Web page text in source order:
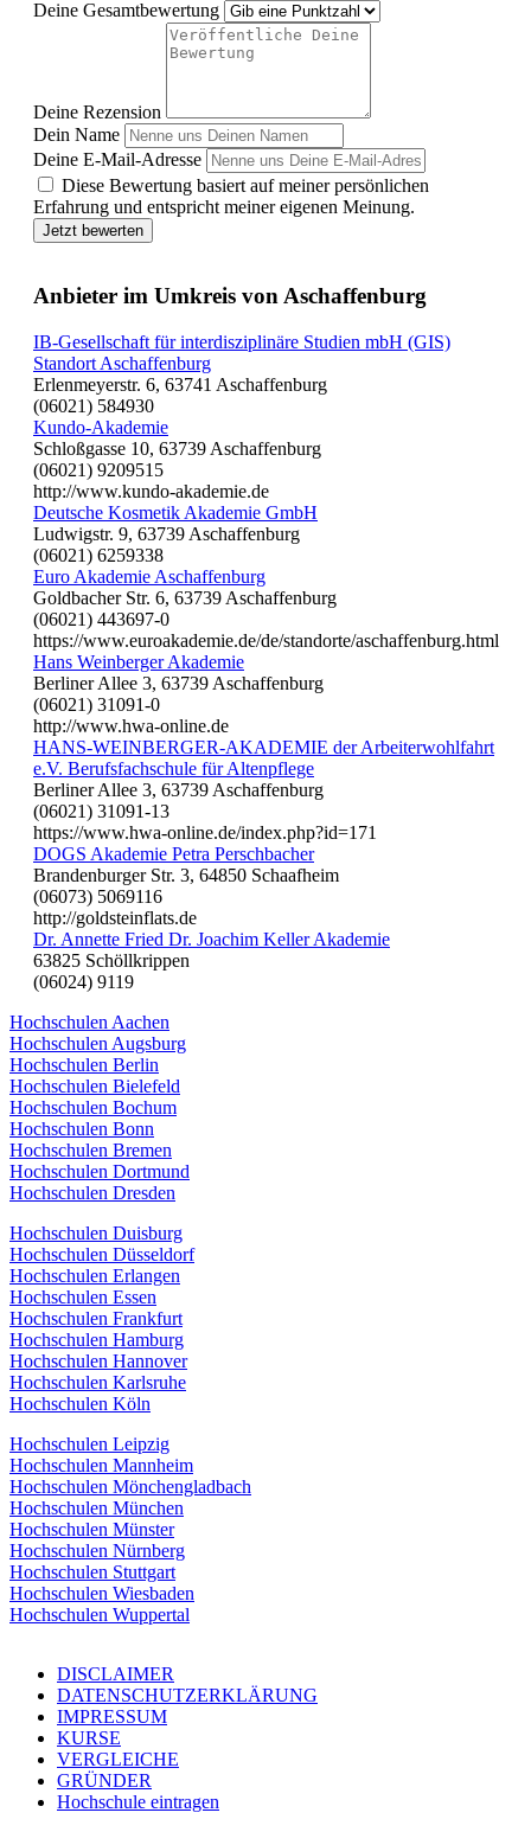
Deine Gesamtbewertung
Deine Rezension
Dein Name
Deine E-Mail-Adresse
Diese Bewertung basiert auf meiner persönlichen
Erfahrung und entspricht meiner eigenen Meinung.
Jetzt bewerten
Anbieter im Umkreis von Aschaffenburg
IB-Gesellschaft für interdisziplinäre Studien mbH (GIS)
Standort Aschaffenburg
Erlenmeyerstr. 6, 63741 Aschaffenburg
(06021) 584930
Kundo-Akademie
Schloßgasse 10, 63739 Aschaffenburg
(06021) 9209515
http://www.kundo-akademie.de
Deutsche Kosmetik Akademie GmbH
Ludwigstr. 9, 63739 Aschaffenburg
(06021) 6259338
Euro Akademie Aschaffenburg
Goldbacher Str. 6, 63739 Aschaffenburg
(06021) 443697-0
https://www.euroakademie.de/de/standorte/aschaffenburg.html
Hans Weinberger Akademie
Berliner Allee 3, 63739 Aschaffenburg
(06021) 31091-0
http://www.hwa-online.de
HANS-WEINBERGER-AKADEMIE der Arbeiterwohlfahrt
e.V. Berufsfachschule für Altenpflege
Berliner Allee 3, 63739 Aschaffenburg
(06021) 31091-13
https://www.hwa-online.de/index.php?id=171
DOGS Akademie Petra Perschbacher
Brandenburger Str. 3, 64850 Schaafheim
(06073) 5069116
http://goldsteinflats.de
Dr. Annette Fried Dr. Joachim Keller Akademie
63825 Schöllkrippen
(06024) 9119
Hochschulen Aachen
Hochschulen Augsburg
Hochschulen Berlin
Hochschulen Bielefeld
Hochschulen Bochum
Hochschulen Bonn
Hochschulen Bremen
Hochschulen Dortmund
Hochschulen Dresden
Hochschulen Duisburg
Hochschulen Düsseldorf
Hochschulen Erlangen
Hochschulen Essen
Hochschulen Frankfurt
Hochschulen Hamburg
Hochschulen Hannover
Hochschulen Karlsruhe
Hochschulen Köln
Hochschulen Leipzig
Hochschulen Mannheim
Hochschulen Mönchengladbach
Hochschulen München
Hochschulen Münster
Hochschulen Nürnberg
Hochschulen Stuttgart
Hochschulen Wiesbaden
Hochschulen Wuppertal
DISCLAIMER
DATENSCHUTZERKLÄRUNG
IMPRESSUM
KURSE
VERGLEICHE
GRÜNDER
Hochschule eintragen